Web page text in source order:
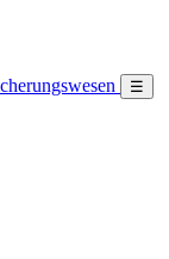
☰